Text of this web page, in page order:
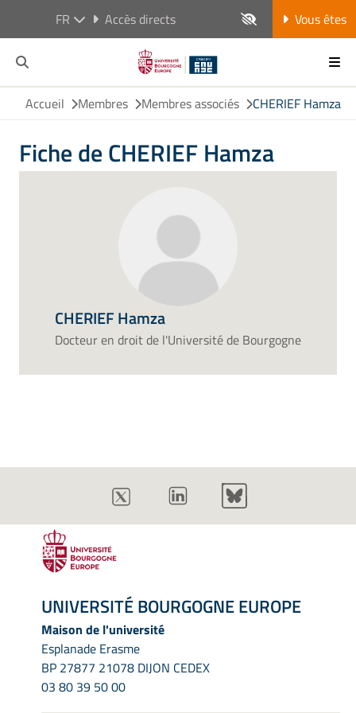
FR Accès directs Vous êtes
Accueil Membres Membres associés CHERIEF Hamza
Fiche de CHERIEF Hamza
CHERIEF Hamza
Docteur en droit de l'Université de Bourgogne
UNIVERSITÉ BOURGOGNE EUROPE
Maison de l'université
Esplanade Erasme
BP 27877 21078 DIJON CEDEX
03 80 39 50 00